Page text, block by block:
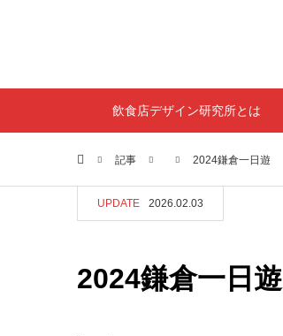
飲食店デザイン研究所とは
ホーム記事 2024鎌倉一日遊
UPDATE 2026.02.03
2024鎌倉一日遊